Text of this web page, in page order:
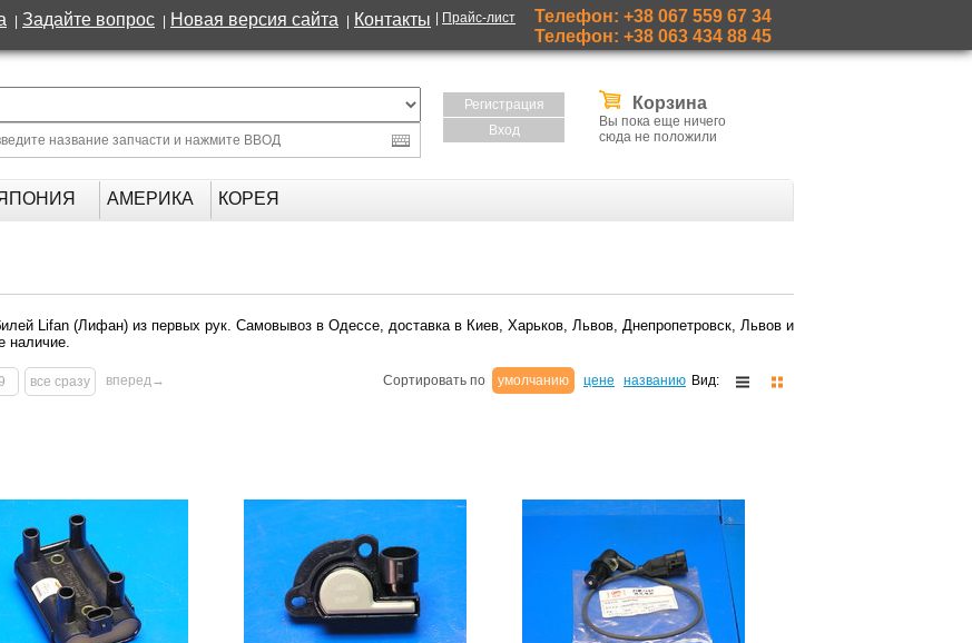
Задайте вопрос Новая версия сайта Контакты Прайс-лист
Телефон: +38 067 559 67 34
Телефон: +38 063 434 88 45
Регистрация
Вход
Корзина
Вы пока еще ничего
сюда не положили
АМЕРИКА КОРЕЯ
Lifan (Лифан) из первых рук. Самовывоз в Одессе, доставка в Киев, Харьков, Львов, Днепропетровск, Львов и
наличие.
все сразу вперед→ Вид:
Сортировать по умолчанию цене названию